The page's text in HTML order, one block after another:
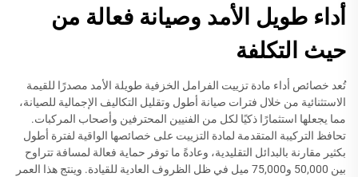
أداء طويل الأمد وصيانة فعالة من
حيث التكلفة
تُعد خصائص أداء مادة تزييت الفرامل الخزفية طويلة الأمد مصدرًا للقيمة
الاستثنائية من خلال فترات صيانة أطول وتقليل التكاليف الإجمالية للصيانة،
مما يجعلها استثمارًا ذكيًا لكل من الفنيين المحترفين وأصحاب المركبات.
تحافظ التركيبة المتقدمة لمادة التزييت على خصائصها الواقية لفترة أطول
بكثير مقارنة بالبدائل التقليدية، وعادةً ما توفر حماية فعالة لمسافة تتراوح
بين 50,000 و75,000 ميل في ظل الظروف العادية للقيادة. وينتج هذا العمر